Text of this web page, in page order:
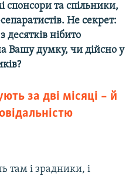
спонсори та спільники,
Не секрет:
десятків нібито
Вашу думку, чи дійсно у
за дві місяці – й
там і зрадники, і